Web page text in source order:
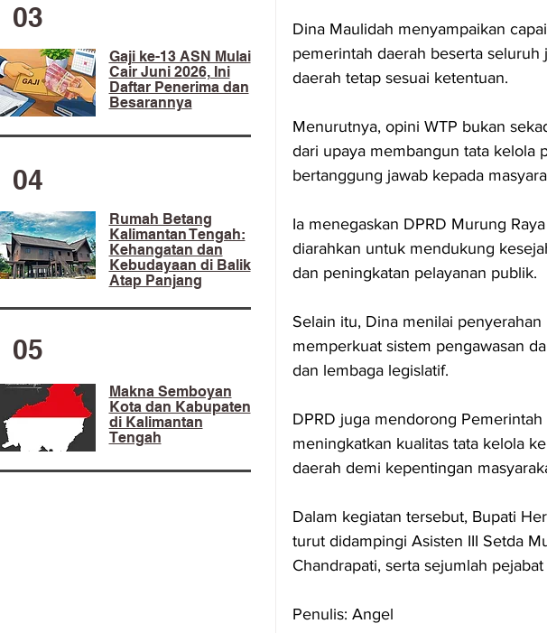
03
Gaji ke-13 ASN Mulai
Cair Juni 2026, Ini
Daftar Penerima dan
Besarannya
04
Rumah Betang
Kalimantan Tengah:
Kehangatan dan
Kebudayaan di Balik
Atap Panjang
05
Makna Semboyan
Kota dan Kabupaten
di Kalimantan
Tengah
Dina Maulidah menyampaikan
pemerintah daerah beserta
daerah tetap sesuai ketentuan.
Menurutnya, opini WTP bukan
dari upaya membangun tata kelola
bertanggung jawab kepada
Ia menegaskan DPRD Murung
diarahkan untuk mendukung
dan peningkatan pelayanan publik.
Selain itu, Dina menilai
memperkuat sistem pengawasan
dan lembaga legislatif.
DPRD juga mendorong
meningkatkan kualitas tata kelola
daerah demi kepentingan
Dalam kegiatan tersebut, Bupati
turut didampingi Asisten III Setda
Chandrapati, serta sejumlah
Penulis: Angel